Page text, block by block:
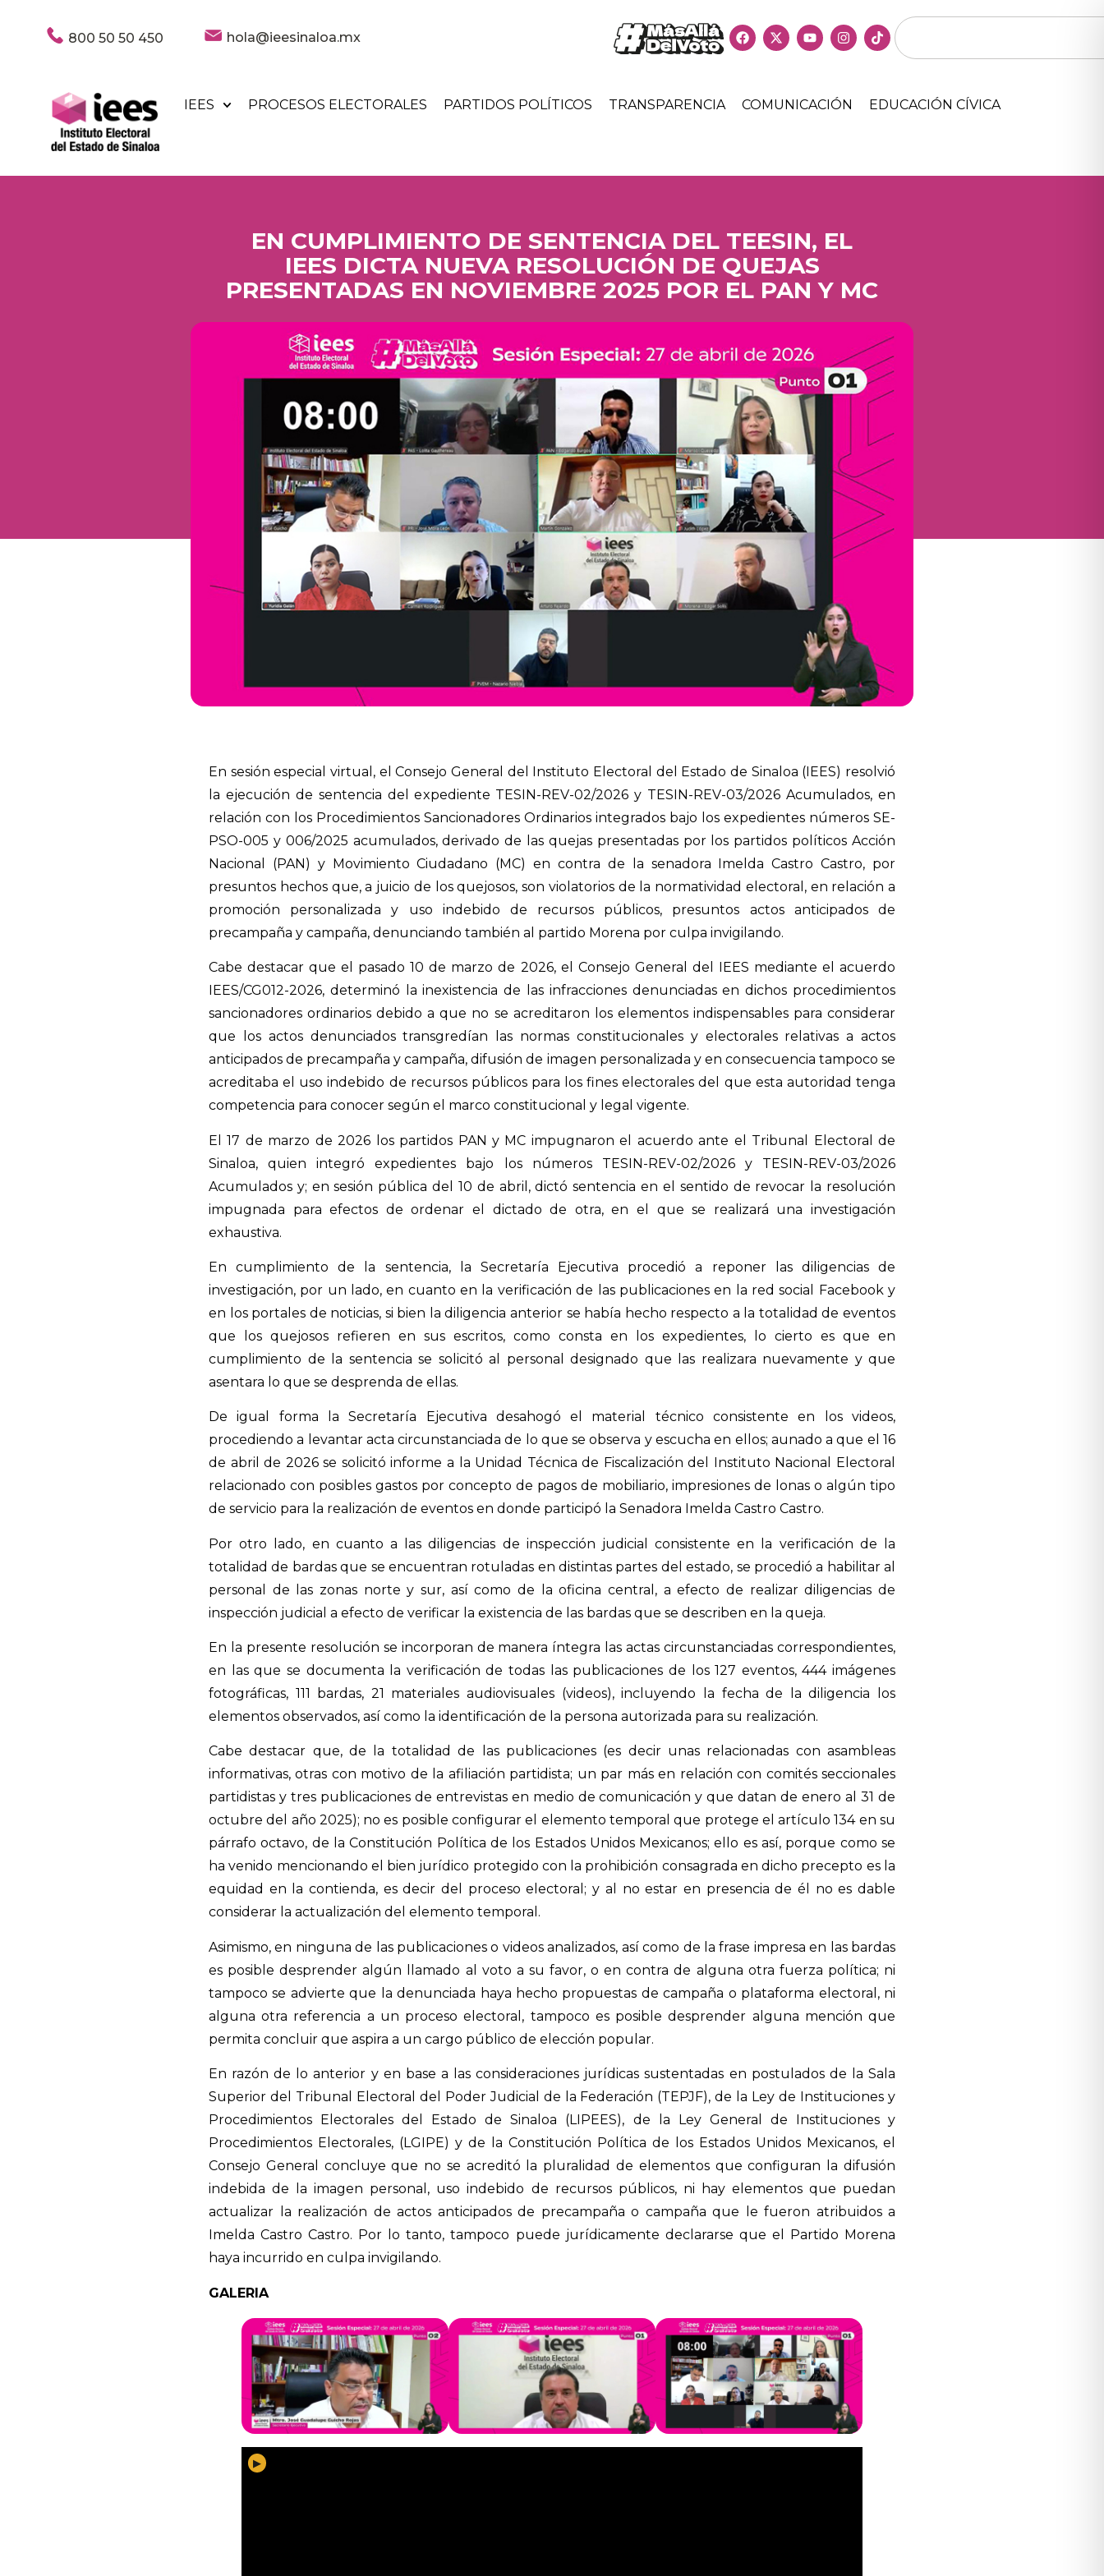
800 50 50 450 hola@ieesinaloa.mx
IEES PROCESOS ELECTORALES PARTIDOS POLÍTICOS TRANSPARENCIA COMUNICACIÓN EDUCACIÓN CÍVICA
EN CUMPLIMIENTO DE SENTENCIA DEL TEESIN, EL
IEES DICTA NUEVA RESOLUCIÓN DE QUEJAS
PRESENTADAS EN NOVIEMBRE 2025 POR EL PAN Y MC
En sesión especial virtual, el Consejo General del Instituto Electoral del Estado de Sinaloa (IEES) resolvió
la ejecución de sentencia del expediente TESIN-REV-02/2026 y TESIN-REV-03/2026 Acumulados, en
relación con los Procedimientos Sancionadores Ordinarios integrados bajo los expedientes números SE-
PSO-005 y 006/2025 acumulados, derivado de las quejas presentadas por los partidos políticos Acción
Nacional (PAN) y Movimiento Ciudadano (MC) en contra de la senadora Imelda Castro Castro, por
presuntos hechos que, a juicio de los quejosos, son violatorios de la normatividad electoral, en relación a
promoción personalizada y uso indebido de recursos públicos, presuntos actos anticipados de
precampaña y campaña, denunciando también al partido Morena por culpa invigilando.
Cabe destacar que el pasado 10 de marzo de 2026, el Consejo General del IEES mediante el acuerdo
IEES/CG012-2026, determinó la inexistencia de las infracciones denunciadas en dichos procedimientos
sancionadores ordinarios debido a que no se acreditaron los elementos indispensables para considerar
que los actos denunciados transgredían las normas constitucionales y electorales relativas a actos
anticipados de precampaña y campaña, difusión de imagen personalizada y en consecuencia tampoco se
acreditaba el uso indebido de recursos públicos para los fines electorales del que esta autoridad tenga
competencia para conocer según el marco constitucional y legal vigente.
El 17 de marzo de 2026 los partidos PAN y MC impugnaron el acuerdo ante el Tribunal Electoral de
Sinaloa, quien integró expedientes bajo los números TESIN-REV-02/2026 y TESIN-REV-03/2026
Acumulados y; en sesión pública del 10 de abril, dictó sentencia en el sentido de revocar la resolución
impugnada para efectos de ordenar el dictado de otra, en el que se realizará una investigación
exhaustiva.
En cumplimiento de la sentencia, la Secretaría Ejecutiva procedió a reponer las diligencias de
investigación, por un lado, en cuanto en la verificación de las publicaciones en la red social Facebook y
en los portales de noticias, si bien la diligencia anterior se había hecho respecto a la totalidad de eventos
que los quejosos refieren en sus escritos, como consta en los expedientes, lo cierto es que en
cumplimiento de la sentencia se solicitó al personal designado que las realizara nuevamente y que
asentara lo que se desprenda de ellas.
De igual forma la Secretaría Ejecutiva desahogó el material técnico consistente en los videos,
procediendo a levantar acta circunstanciada de lo que se observa y escucha en ellos; aunado a que el 16
de abril de 2026 se solicitó informe a la Unidad Técnica de Fiscalización del Instituto Nacional Electoral
relacionado con posibles gastos por concepto de pagos de mobiliario, impresiones de lonas o algún tipo
de servicio para la realización de eventos en donde participó la Senadora Imelda Castro Castro.
Por otro lado, en cuanto a las diligencias de inspección judicial consistente en la verificación de la
totalidad de bardas que se encuentran rotuladas en distintas partes del estado, se procedió a habilitar al
personal de las zonas norte y sur, así como de la oficina central, a efecto de realizar diligencias de
inspección judicial a efecto de verificar la existencia de las bardas que se describen en la queja.
En la presente resolución se incorporan de manera íntegra las actas circunstanciadas correspondientes,
en las que se documenta la verificación de todas las publicaciones de los 127 eventos, 444 imágenes
fotográficas, 111 bardas, 21 materiales audiovisuales (videos), incluyendo la fecha de la diligencia los
elementos observados, así como la identificación de la persona autorizada para su realización.
Cabe destacar que, de la totalidad de las publicaciones (es decir unas relacionadas con asambleas
informativas, otras con motivo de la afiliación partidista; un par más en relación con comités seccionales
partidistas y tres publicaciones de entrevistas en medio de comunicación y que datan de enero al 31 de
octubre del año 2025); no es posible configurar el elemento temporal que protege el artículo 134 en su
párrafo octavo, de la Constitución Política de los Estados Unidos Mexicanos; ello es así, porque como se
ha venido mencionando el bien jurídico protegido con la prohibición consagrada en dicho precepto es la
equidad en la contienda, es decir del proceso electoral; y al no estar en presencia de él no es dable
considerar la actualización del elemento temporal.
Asimismo, en ninguna de las publicaciones o videos analizados, así como de la frase impresa en las bardas
es posible desprender algún llamado al voto a su favor, o en contra de alguna otra fuerza política; ni
tampoco se advierte que la denunciada haya hecho propuestas de campaña o plataforma electoral, ni
alguna otra referencia a un proceso electoral, tampoco es posible desprender alguna mención que
permita concluir que aspira a un cargo público de elección popular.
En razón de lo anterior y en base a las consideraciones jurídicas sustentadas en postulados de la Sala
Superior del Tribunal Electoral del Poder Judicial de la Federación (TEPJF), de la Ley de Instituciones y
Procedimientos Electorales del Estado de Sinaloa (LIPEES), de la Ley General de Instituciones y
Procedimientos Electorales, (LGIPE) y de la Constitución Política de los Estados Unidos Mexicanos, el
Consejo General concluye que no se acreditó la pluralidad de elementos que configuran la difusión
indebida de la imagen personal, uso indebido de recursos públicos, ni hay elementos que puedan
actualizar la realización de actos anticipados de precampaña o campaña que le fueron atribuidos a
Imelda Castro Castro. Por lo tanto, tampoco puede jurídicamente declararse que el Partido Morena
haya incurrido en culpa invigilando.
GALERIA
▶